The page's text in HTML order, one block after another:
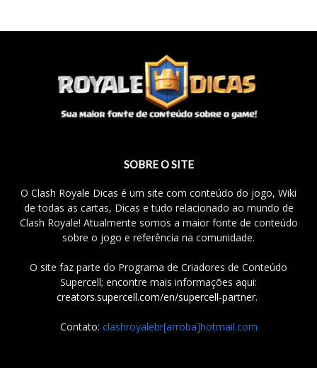
SOBRE O SITE
O Clash Royale Dicas é um site com conteúdo do jogo, Wiki
de todas as cartas, Dicas e tudo relacionado ao mundo de
Clash Royale! Atualmente somos a maior fonte de conteúdo
sobre o jogo e referência na comunidade.
O site faz parte do Programa de Criadores de Conteúdo
Supercell; encontre mais informações aqui:
creators.supercell.com/en/supercell-partner.
Contato: clashroyalebr[arroba]hotmail.com